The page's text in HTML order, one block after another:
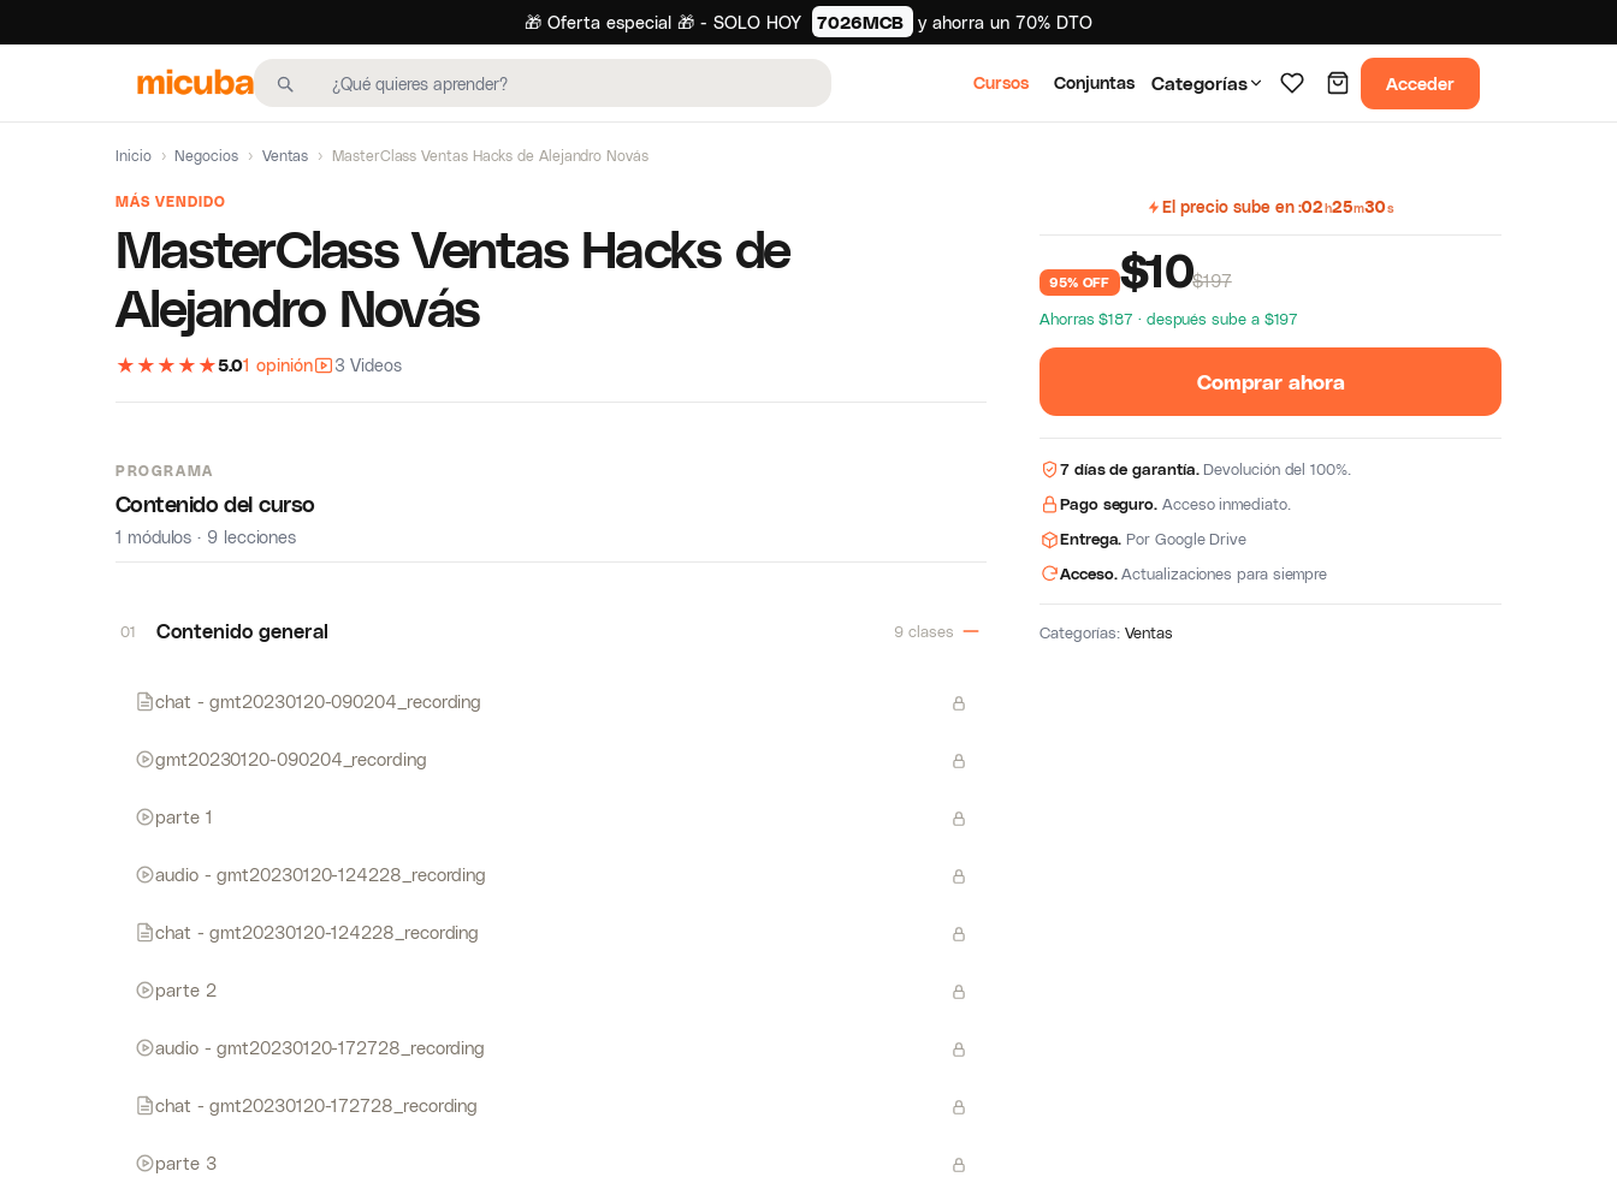
🎁 Oferta especial 🎁 - SOLO HOY 7026MCB y ahorra un 70% DTO
Cursos Conjuntas Categorías Acceder
Inicio › Negocios › Ventas › MasterClass Ventas Hacks de Alejandro Novás
MÁS VENDIDO
MasterClass Ventas Hacks de
Alejandro Novás
★ ★ ★ ★ ★5.01 opinión 3 Videos
PROGRAMA
Contenido del curso
1 módulos · 9 lecciones
01 Contenido general 9 clases
chat - gmt20230120-090204_recording
gmt20230120-090204_recording
parte 1
audio - gmt20230120-124228_recording
chat - gmt20230120-124228_recording
parte 2
audio - gmt20230120-172728_recording
chat - gmt20230120-172728_recording
parte 3
El precio sube en 02h25m30s
95% OFF $10$197
Ahorras $187 · después sube a $197
Comprar ahora
7 días de garantía.Devolución del 100%.
Pago seguro. Acceso inmediato.
Entrega. Por Google Drive
Acceso.Actualizaciones para siempre
Categorías:Ventas